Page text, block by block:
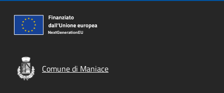
Comune di Maniace